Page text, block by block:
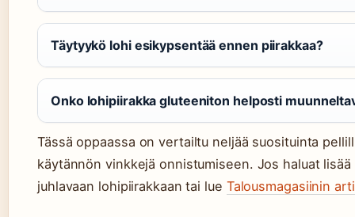
Täytyykö lohi esikypsentää ennen piirakkaa?
Onko lohipiirakka gluteeniton helposti
Tässä oppaassa on vertailtu neljää suosituinta
käytännön vinkkejä onnistumiseen. Jos haluat
juhlavaan lohipiirakkaan tai lue Talousmagasiinin